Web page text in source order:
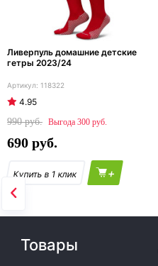
Ливерпуль домашние детские
гетры 2023/24
118322
4.95
990
300
690
+
Товары